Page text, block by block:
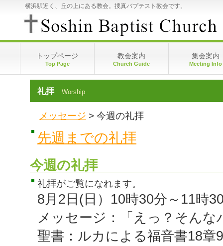
横浜駅近く、丘の上にある教会。捜真バプテスト教会です。
礼拝 Worship
メッセージ > 今週の礼拝
先週までの礼拝
今週の礼拝
礼拝がご覧になれます。
8月2日(日）10時30分～11時
メッセージ：「えっ？そんな
聖書：ルカによる福音書18章
トップページ
Top Page
教会案内
Church Guide
集会案内
Meeting Info
今週の礼拝
捜真バプテスト教会への献金